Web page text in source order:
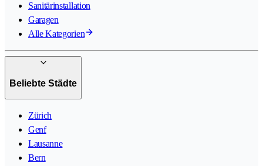
Sanitärinstallation
Garagen
Alle Kategorien
Beliebte Städte
Zürich
Genf
Lausanne
Bern